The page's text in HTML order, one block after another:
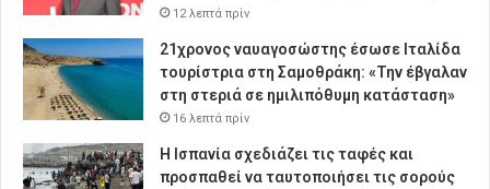
12 λεπτά πρίν
21χρονος ναυαγοσώστης έσωσε Ιταλίδα
τουρίστρια στη Σαμοθράκη: «Την έβγαλαν
στη στεριά σε ημιλιπόθυμη κατάσταση»
16 λεπτά πρίν
Η Ισπανία σχεδιάζει τις ταφές και
προσπαθεί να ταυτοποιήσει τις σορούς